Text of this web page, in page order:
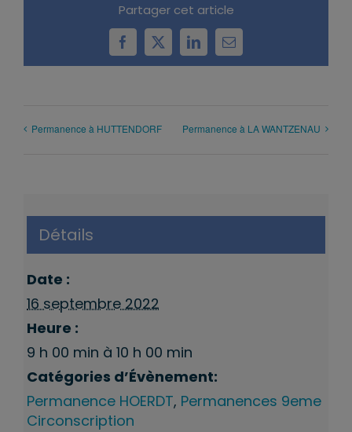
Partager cet article
Facebook
X LinkedInEmail
Permanence à HUTTENDORF Permanence à LA WANTZENAU
Détails
Date :
16 septembre 2022
Heure :
9 h 00 min à 10 h 00 min
Catégories d’Évènement:
Permanence HOERDT, Permanences 9eme
Circonscription